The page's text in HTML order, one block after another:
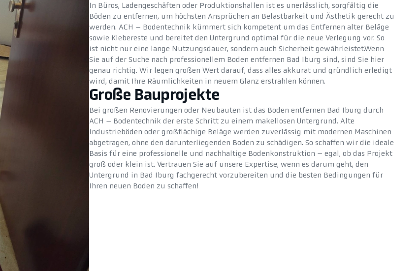
In Büros, Ladengeschäften oder Produktionshallen ist es unerlässlich, sorgfältig die
Böden zu entfernen, um höchsten Ansprüchen an Belastbarkeit und Ästhetik gerecht zu
werden. ACH – Bodentechnik kümmert sich kompetent um das Entfernen alter Beläge
sowie Klebereste und bereitet den Untergrund optimal für die neue Verlegung vor. So
ist nicht nur eine lange Nutzungsdauer, sondern auch Sicherheit gewährleistet.Wenn
Sie auf der Suche nach professionellem Boden entfernen Bad Iburg sind, sind Sie hier
genau richtig. Wir legen großen Wert darauf, dass alles akkurat und gründlich erledigt
wird, damit Ihre Räumlichkeiten in neuem Glanz erstrahlen können.
Große Bauprojekte
Bei großen Renovierungen oder Neubauten ist das Boden entfernen Bad Iburg durch
ACH – Bodentechnik der erste Schritt zu einem makellosen Untergrund. Alte
Industrieböden oder großflächige Beläge werden zuverlässig mit modernen Maschinen
abgetragen, ohne den darunterliegenden Boden zu schädigen. So schaffen wir die ideale
Basis für eine professionelle und nachhaltige Bodenkonstruktion – egal, ob das Projekt
groß oder klein ist. Vertrauen Sie auf unsere Expertise, wenn es darum geht, den
Untergrund in Bad Iburg fachgerecht vorzubereiten und die besten Bedingungen für
Ihren neuen Boden zu schaffen!